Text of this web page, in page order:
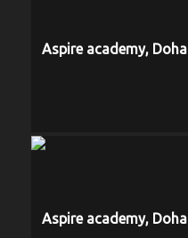
Aspire academy, Doha
Aspire academy, Doha